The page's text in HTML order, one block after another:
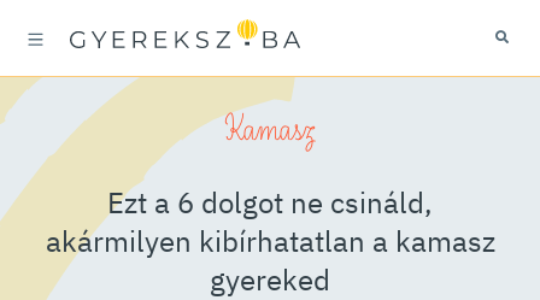
Kamasz
Ezt a 6 dolgot ne csináld,
akármilyen kibírhatatlan a kamasz
gyereked